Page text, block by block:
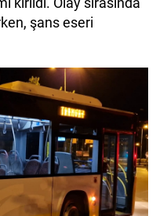
şans eseri